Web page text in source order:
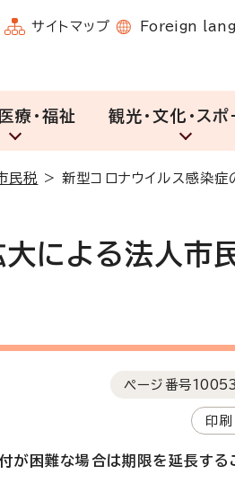
サイトマップ Foreign
療・福祉 観光・文化・スポ
民税 >新型コロナウイルス感染
による法人市
ページ番号
印刷
が困難な場合は期限を延長する